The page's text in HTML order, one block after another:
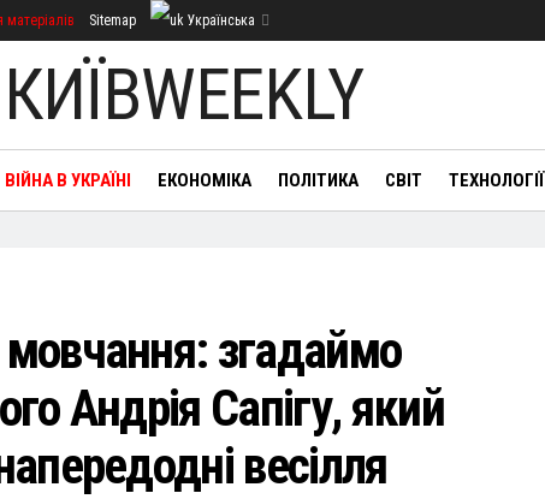
Sitemap Українська
КИЇВWEEKLY
ВІЙНА В УКРАЇНІ ЕКОНОМІКА ПОЛІТИКА СВІТ ТЕХНОЛОГІЇ
згадаймо
Андрія Сапігу, який
весілля